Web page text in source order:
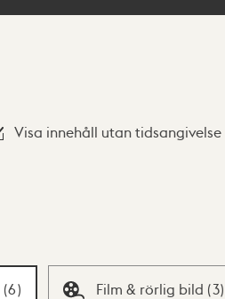
Visa innehåll utan tidsangivelse
(6) Film & rörlig bild (3)